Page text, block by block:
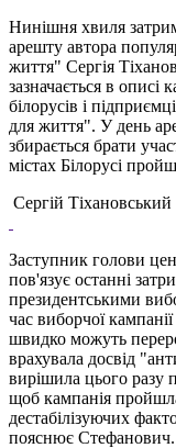
Нинішня хвиля
арешту автора
життя" Сергія
зазначається в описі
білорусів і
для життя". У день
збирається брати
містах Білорусі
Сергій Тіхановський
Заступник голови
пов'язує останні
президентськими
час виборчої
швидко можуть
врахувала досвід
вирішила цього разу
щоб кампанія
дестабілізуючих
пояснює Стефанович.